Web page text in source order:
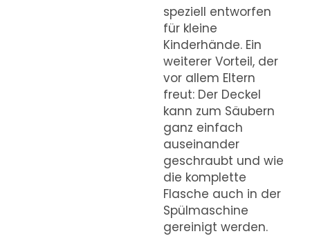
speziell entworfen
für kleine
Kinderhände. Ein
weiterer Vorteil, der
vor allem Eltern
freut: Der Deckel
kann zum Säubern
ganz einfach
auseinander
geschraubt und wie
die komplette
Flasche auch in der
Spülmaschine
gereinigt werden.